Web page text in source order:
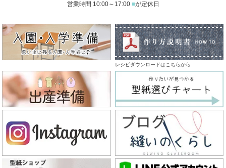
営業時間 10:00～17:00 ■が定休日
レシピダウンロードはこちらから